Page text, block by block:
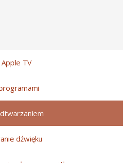
TV
dźwięku